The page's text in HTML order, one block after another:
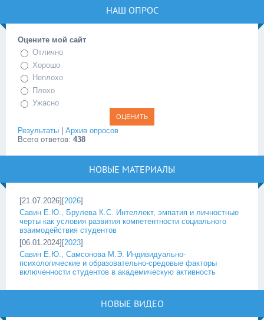
НАШ ОПРОС
Оцените мой сайт
Отлично
Хорошо
Неплохо
Плохо
Ужасно
Результаты
Архив опросов
Всего ответов: 438
НОВЫЕ МАТЕРИАЛЫ
[21.07.2026][2026]
Савин Е.Ю., Брулева К.С. Интеллект, эмпатия и личностные
черты как условия развития компетентности социального
взаимодействия студентов
[06.01.2024][2023]
Савин Е.Ю., Самсонова М.Э. Индивидуально-
психологические и образовательно-средовые факторы
включенности студентов в академическую активность
НОВЫЕ ВИДЕО